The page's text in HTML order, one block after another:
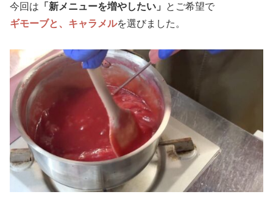
今回は 「新メニューを増やしたい」
とご希望で
ギモーブと、キャラメルを選びました。